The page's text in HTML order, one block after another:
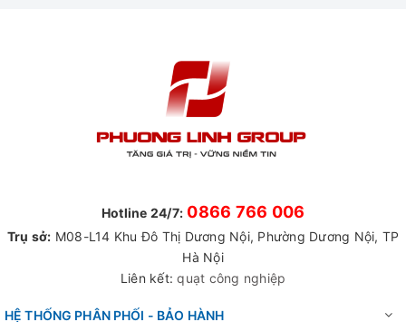
- Hệ thống thông gió tại văn phòng
- Ngành công nghiệp dầu khí
- Công nghiệp quân sự
- Ngành hóa chất
Với những đặc điểm vượt trội trên, dòng quạt thông gió
chống cháy nổ không chỉ mang lại giải pháp an toàn tuyệt
đối mà còn góp phần nâng cao hiệu suất làm việc trong
những môi trường tiềm ẩn rủi ro cao. Sự lựa chọn hoàn hảo
toàn và hiệu quả!
Hotline 24/7: 0866 766 006
Trụ sở: M08-L14 Khu Đô Thị Dương Nội, Phường Dương Nội, TP
Hà Nội
Liên kết:quạt công nghiệp
HỆ THỐNG PHÂN PHỐI - BẢO HÀNH